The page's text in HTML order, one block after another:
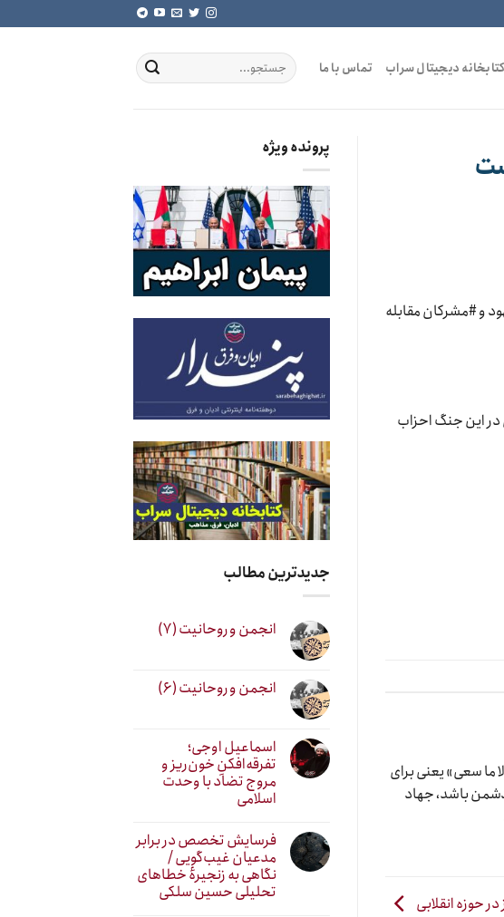
کتابخانه دیجیتال سراب تماس با ما
با #یهود و #مشرکان مقابله
دشمنان در این جنگ احزاب
سعی» یعنی برای
باشد، جهاد
حوزه انقلابی
پرونده ویژه
جدیدترین مطالب
انجمن و روحانیت (۷)
انجمن و روحانیت (۶)
اسماعیل اوجی؛
تفرقه‌افکنِ خون‌ریز و
مروج تضاد با وحدت
اسلامی
فرسایش تخصص در برابر
مدعیان غیب‌گویی /
نگاهی به زنجیرهٔ خطاهای
تحلیلی حسین سلکی